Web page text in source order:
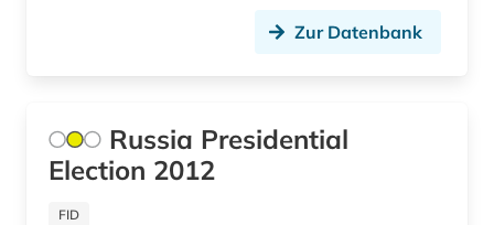
politische geografie (1)
politische wissenschaft (2)
Zur Datenbank
Russia Presidential
Election 2012
FID